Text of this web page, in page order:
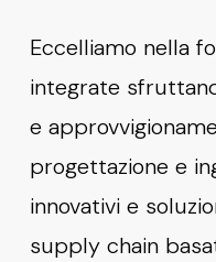
Eccelliamo nella
integrate
e
progettazione e
innovativi e
supply chain